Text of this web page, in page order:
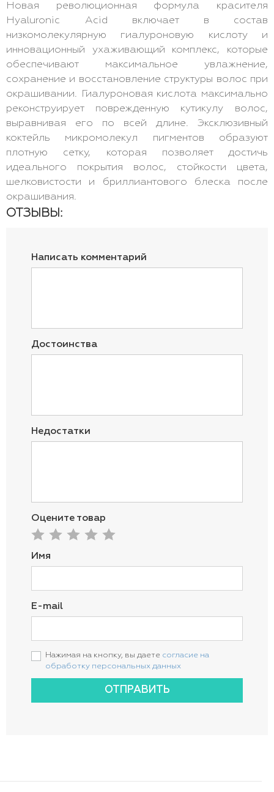
Новая революционная формула красителя
Hyaluronic Acid включает в состав
низкомолекулярную гиалуроновую кислоту и
инновационный ухаживающий комплекс, которые
обеспечивают максимальное увлажнение,
сохранение и восстановление структуры волос при
окрашивании. Гиалуроновая кислота максимально
реконструирует поврежденную кутикулу волос,
выравнивая его по всей длине. Эксклюзивный
коктейль микромолекул пигментов образуют
плотную сетку, которая позволяет достичь
идеального покрытия волос, стойкости цвета,
шелковистости и бриллиантового блеска после
окрашивания.
ОТЗЫВЫ:
Написать комментарий
Достоинства
Недостатки
Оцените товар
Имя
E-mail
Нажимая на кнопку, вы даете согласие на
обработку персональных данных
ОТПРАВИТЬ